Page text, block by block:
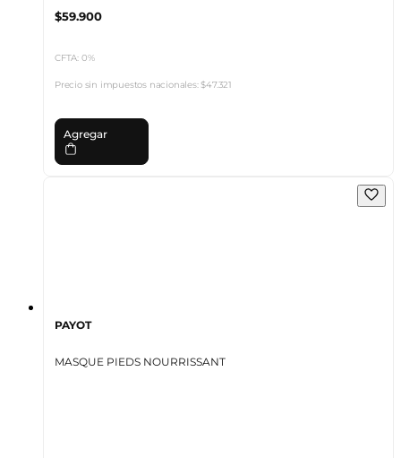
$59.900
CFTA: 0%
Precio sin impuestos nacionales:$47.321
Agregar
PAYOT
MASQUE PIEDS NOURRISSANT